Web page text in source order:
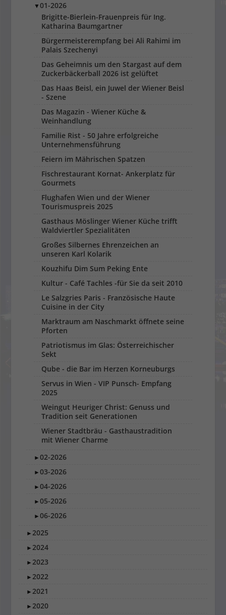
▼01-2026
Brigitte-Bierlein-Frauenpreis für Ing.
Katharina Baumgartner
Bürgermeisterempfang bei Ali Rahimi im
Palais Szechenyi
Das Geheimnis um den Stargast auf dem
Zuckerbäckerball 2026 ist gelüftet
Das Haas Beisl, ein Juwel der Wiener Beisl
- Szene
Das Magazin - Wiener Küche &
Weinhandlung
Familie Rist - 50 Jahre erfolgreiche
Unternehmensführung
Feiern im Mährischen Spatzen
Fischrestaurant Kornat- Ankerplatz für
Gourmets
Flughafen Wien und der Wiener
Tourismuspreis 2025
Gasthaus Möslinger Wiener Küche trifft
Waldviertler Spezialitäten
Großes Silbernes Ehrenzeichen an
unseren Karl Kolarik
Kouzhifu Dim Sum Peking Ente
Kultur - Café Tachles -für Sie da seit 2010
Le Salzgries Paris - Französische Haute
Cuisine in der City
Marktraum am Naschmarkt öffnete seine
Pforten
Patriotismus im Glas: Österreichischer
Sekt
Qube - die Bar im Herzen Korneuburgs
Servus in Wien - VIP Punsch- Empfang
2025
Weingut Heuriger Christ: Genuss und
Tradition seit Generationen
Wiener Stadtbräu - Gasthaustradition
mit Wiener Charme
►02-2026
►03-2026
►04-2026
►05-2026
►06-2026
►2025
►2024
►2023
►2022
►2021
►2020